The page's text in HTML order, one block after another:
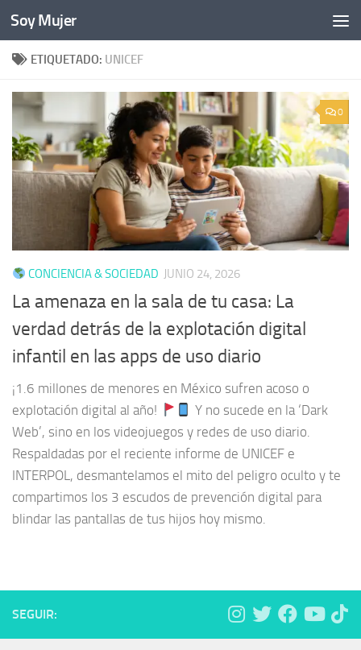
Bajo el contenido
Soy Mujer
ETIQUETADO: UNICEF
0
CONCIENCIA & SOCIEDAD JUNIO 24, 2026
La amenaza en la sala de tu casa: La
verdad detrás de la explotación digital
infantil en las apps de uso diario
¡1.6 millones de menores en México sufren acoso o
explotación digital al año!
Y no sucede en la ‘Dark
Web’, sino en los videojuegos y redes de uso diario.
Respaldadas por el reciente informe de UNICEF e
INTERPOL, desmantelamos el mito del peligro oculto y te
compartimos los 3 escudos de prevención digital para
blindar las pantallas de tus hijos hoy mismo.
SEGUIR: